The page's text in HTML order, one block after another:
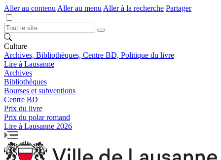
Aller au contenu Aller au menu Aller à la recherche Partager
Culture
Archives, Bibliothèques, Centre BD, Politique du livre
Lire à Lausanne
Archives
Bibliothèques
Bourses et subventions
Centre BD
Prix du livre
Prix du polar romand
Lire à Lausanne 2026